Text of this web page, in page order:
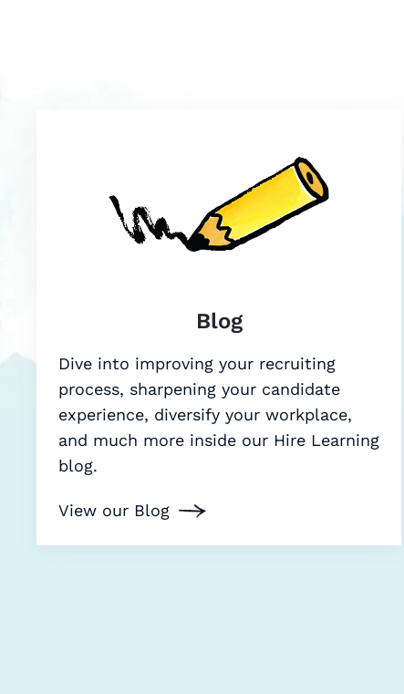
Blog
Dive into improving your recruiting
process, sharpening your candidate
experience, diversify your workplace,
and much more inside our Hire Learning
blog.
View our Blog